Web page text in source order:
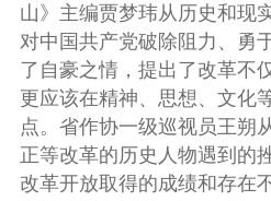
山》主编贾梦玮从历史和现
对中国共产党破除阻力、勇
了自豪之情，提出了改革不
更应该在精神、思想、文化
点。省作协一级巡视员王朔
正等改革的历史人物遇到的
改革开放取得的成绩和存在